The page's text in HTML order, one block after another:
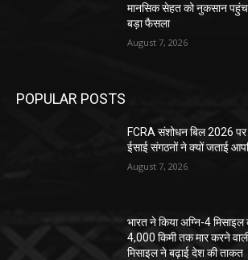
मानसिक सेहत को नुकसान
बड़ा फैसला
August 7, 2026
POPULAR POSTS
FCRA संशोधन बिल 2026 पर
ईसाई संगठनों ने क्यों जताई
August 7, 2026
भारत ने किया अग्नि-4
4,000 किमी तक मार करने
मिसाइल ने बढ़ाई देश की ताकत